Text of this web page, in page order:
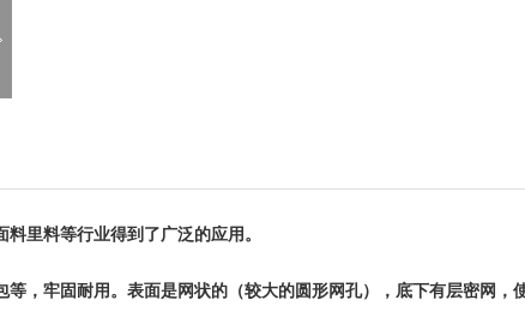
里料等行业得到了广泛的应用。
，牢固耐用。表面是网状的（较大的圆形网孔），底下有层密网